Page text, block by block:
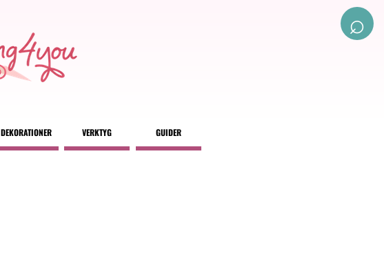
⌕
DEKORATIONER VERKTYG GUIDER